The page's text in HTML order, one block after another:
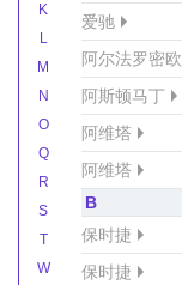
K
L
M
N
O
Q
R
S
T
W
爱驰
阿尔法罗密欧
阿斯顿马丁
阿维塔
阿维塔
B
保时捷
保时捷